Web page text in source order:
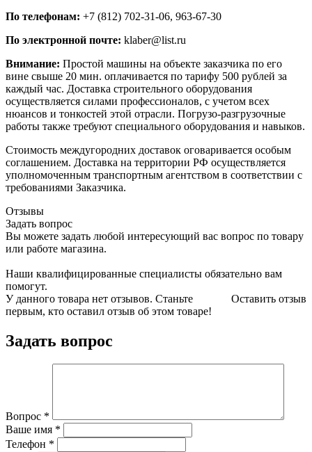
По телефонам: +7 (812) 702-31-06, 963-67-30
По электронной почте: klaber@list.ru
Внимание: Простой машины на объекте заказчика по его
вине свыше 20 мин. оплачивается по тарифу 500 рублей за
каждый час. Доставка строительного оборудования
осуществляется силами профессионалов, с учетом всех
нюансов и тонкостей этой отрасли. Погрузо-разгрузочные
работы также требуют специального оборудования и навыков.
Стоимость междугородних доставок оговаривается особым
соглашением. Доставка на территории РФ осуществляется
уполномоченным транспортным агентством в соответствии с
требованиями Заказчика.
Отзывы
Задать вопрос
Вы можете задать любой интересующий вас вопрос по товару
или работе магазина.
Наши квалифицированные специалисты обязательно вам
помогут.
Оставить отзыв
У данного товара нет отзывов. Станьте
первым, кто оставил отзыв об этом товаре!
Задать вопрос
Вопрос *
Ваше имя *
Телефон *